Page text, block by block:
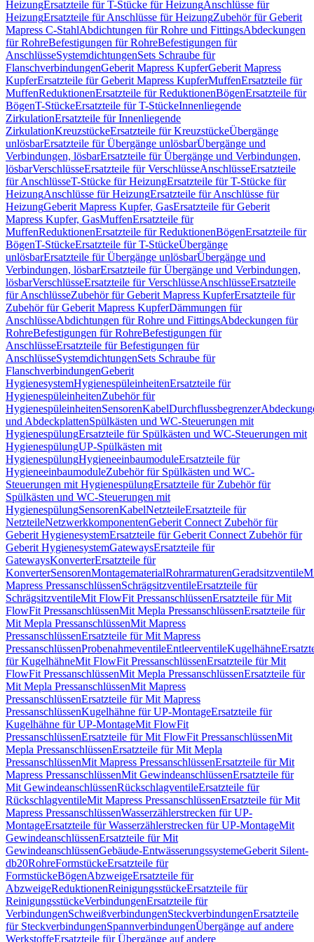
HeizungErsatzteile für T-Stücke für HeizungAnschlüsse für
HeizungErsatzteile für Anschlüsse für HeizungZubehör für Geberit
Mapress C-StahlAbdichtungen für Rohre und FittingsAbdeckungen
für RohreBefestigungen für RohreBefestigungen für
AnschlüsseSystemdichtungenSets Schraube für
FlanschverbindungenGeberit Mapress KupferGeberit Mapress
KupferErsatzteile für Geberit Mapress KupferMuffenErsatzteile für
MuffenReduktionenErsatzteile für ReduktionenBögenErsatzteile für
BögenT-StückeErsatzteile für T-StückeInnenliegende
ZirkulationErsatzteile für Innenliegende
ZirkulationKreuzstückeErsatzteile für KreuzstückeÜbergänge
unlösbarErsatzteile für Übergänge unlösbarÜbergänge und
Verbindungen, lösbarErsatzteile für Übergänge und Verbindungen,
lösbarVerschlüsseErsatzteile für VerschlüsseAnschlüsseErsatzteile
für AnschlüsseT-Stücke für HeizungErsatzteile für T-Stücke für
HeizungAnschlüsse für HeizungErsatzteile für Anschlüsse für
HeizungGeberit Mapress Kupfer, GasErsatzteile für Geberit
Mapress Kupfer, GasMuffenErsatzteile für
MuffenReduktionenErsatzteile für ReduktionenBögenErsatzteile für
BögenT-StückeErsatzteile für T-StückeÜbergänge
unlösbarErsatzteile für Übergänge unlösbarÜbergänge und
Verbindungen, lösbarErsatzteile für Übergänge und Verbindungen,
lösbarVerschlüsseErsatzteile für VerschlüsseAnschlüsseErsatzteile
für AnschlüsseZubehör für Geberit Mapress KupferErsatzteile für
Zubehör für Geberit Mapress KupferDämmungen für
AnschlüsseAbdichtungen für Rohre und FittingsAbdeckungen für
RohreBefestigungen für RohreBefestigungen für
AnschlüsseErsatzteile für Befestigungen für
AnschlüsseSystemdichtungenSets Schraube für
FlanschverbindungenGeberit
HygienesystemHygienespüleinheitenErsatzteile für
HygienespüleinheitenZubehör für
HygienespüleinheitenSensorenKabelDurchflussbegrenzer
und AbdeckplattenSpülkästen und WC-Steuerungen mit
HygienespülungErsatzteile für Spülkästen und WC-Steuerungen mit
HygienespülungUP-Spülkästen mit
HygienespülungHygieneeinbaumoduleErsatzteile für
HygieneeinbaumoduleZubehör für Spülkästen und WC-
Steuerungen mit HygienespülungErsatzteile für Zubehör für
Spülkästen und WC-Steuerungen mit
HygienespülungSensorenKabelNetzteileErsatzteile für
NetzteileNetzwerkkomponentenGeberit Connect Zubehör für
Geberit HygienesystemErsatzteile für Geberit Connect Zubehör für
Geberit HygienesystemGatewaysErsatzteile für
GatewaysKonverterErsatzteile für
KonverterSensorenMontagematerialRohrarmaturenGeradsitzventile
Mapress PressanschlüssenSchrägsitzventileErsatzteile für
SchrägsitzventileMit FlowFit PressanschlüssenErsatzteile für Mit
FlowFit PressanschlüssenMit Mepla PressanschlüssenErsatzteile für
Mit Mepla PressanschlüssenMit Mapress
PressanschlüssenErsatzteile für Mit Mapress
PressanschlüssenProbenahmeventileEntleerventileKugelhähne
für KugelhähneMit FlowFit PressanschlüssenErsatzteile für Mit
FlowFit PressanschlüssenMit Mepla PressanschlüssenErsatzteile für
Mit Mepla PressanschlüssenMit Mapress
PressanschlüssenErsatzteile für Mit Mapress
PressanschlüssenKugelhähne für UP-MontageErsatzteile für
Kugelhähne für UP-MontageMit FlowFit
PressanschlüssenErsatzteile für Mit FlowFit PressanschlüssenMit
Mepla PressanschlüssenErsatzteile für Mit Mepla
PressanschlüssenMit Mapress PressanschlüssenErsatzteile für Mit
Mapress PressanschlüssenMit GewindeanschlüssenErsatzteile für
Mit GewindeanschlüssenRückschlagventileErsatzteile für
RückschlagventileMit Mapress PressanschlüssenErsatzteile für Mit
Mapress PressanschlüssenWasserzählerstrecken für UP-
MontageErsatzteile für Wasserzählerstrecken für UP-MontageMit
GewindeanschlüssenErsatzteile für Mit
GewindeanschlüssenGebäude-EntwässerungssystemeGeberit Silent-
db20RohreFormstückeErsatzteile für
FormstückeBögenAbzweigeErsatzteile für
AbzweigeReduktionenReinigungsstückeErsatzteile für
ReinigungsstückeVerbindungenErsatzteile für
VerbindungenSchweißverbindungenSteckverbindungenErsatzteile
für SteckverbindungenSpannverbindungenÜbergänge auf andere
WerkstoffeErsatzteile für Übergänge auf andere